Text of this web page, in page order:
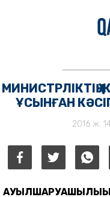
ҰСЫНҒАН
2016 ж.
АУЫЛШАРУАШЫЛЫҒЫ